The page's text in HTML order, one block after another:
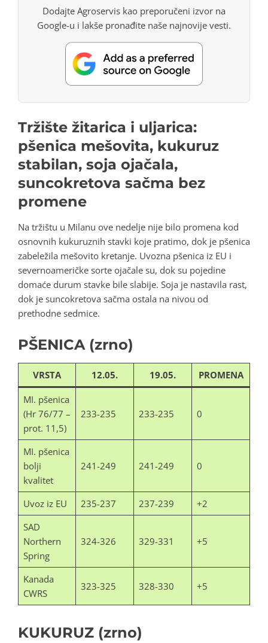
Dodajte Agroservis kao preporučeni izvor na
Google-u i lakše pronađite naše najnovije vesti.
Tržište žitarica i uljarica:
pšenica mešovita, kukuruz
stabilan, soja ojačala,
suncokretova sačma bez
promene
Na tržištu u Milanu ove nedelje nije bilo promena kod
osnovnih kukuruznih stavki koje pratimo, dok je pšenica
zabeležila mešovito kretanje. Uvozna pšenica iz EU i
severnoameričke sorte ojačale su, dok su pojedine
domaće durum stavke bile slabije. Soja je nastavila rast,
dok je suncokretova sačma ostala na nivou od
prethodne sedmice.
PŠENICA (zrno)
VRSTA 12.05. 19.05. PROMENA
MI. pšenica
(Hr 76/77 –
prot. 11,5)
233-235 233-235 0
MI. pšenica
bolji
kvalitet
241-249 241-249 0
Uvoz iz EU 235-237 237-239
+2
SAD
Northern
Spring
324-326 329-331 +5
Kanada
CWRS
323-325 328-330 +5
KUKURUZ (zrno)